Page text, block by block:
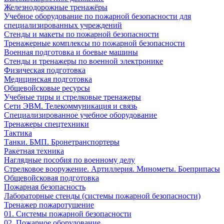
Железнодорожные тренажёры
Учебное оборудование по пожарной безопасности для
специализированных учреждений
Стенды и макеты по пожарной безопасности
Тренажерные комплексы по пожарной безопасности
Военная подготовка и боевые машины
Стенды и тренажеры по военной электронике
Физическая подготовка
Медицинская подготовка
Общевойсковые ресурсы
Учебные тиры и стрелковые тренажеры
Сети ЭВМ. Телекоммуникация и связь
Специализированное учебное оборудование
Тренажеры спецтехники
Тактика
Танки. БМП. Бронетранспортеры
Ракетная техника
Наглядные пособия по военному делу
Стрелковое вооружение. Артиллерия. Минометы. Боеприпасы
Общевойсковая подготовка
Пожарная безопасность
Лабораторные стенды (системы пожарной безопасности)
Тренажер пожаротушение
01. Системы пожарной безопасности